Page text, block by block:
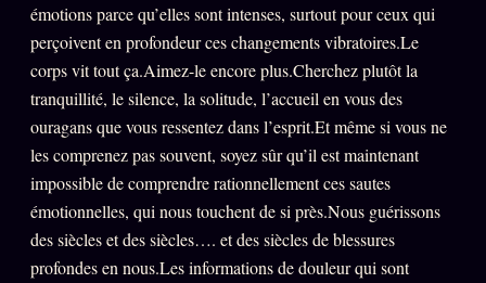
Manifeste pricing
Se connecter
Z/S SYSTEMS LINEAGE 10 ANS
z/S SYSTEMS
BRAINS MODELS 2017
GENERIC ARCHITECTS 2018
émotions parce qu’elles sont intenses, surtout pour ceux qui
perçoivent en profondeur ces changements vibratoires.Le
corps vit tout ça.Aimez-le encore plus.Cherchez plutôt la
tranquillité, le silence, la solitude, l’accueil en vous des
ouragans que vous ressentez dans l’esprit.Et même si vous ne
les comprenez pas souvent, soyez sûr qu’il est maintenant
impossible de comprendre rationnellement ces sautes
émotionnelles, qui nous touchent de si près.Nous guérissons
des siècles et des siècles…. et des siècles de blessures
profondes en nous.Les informations de douleur qui sont